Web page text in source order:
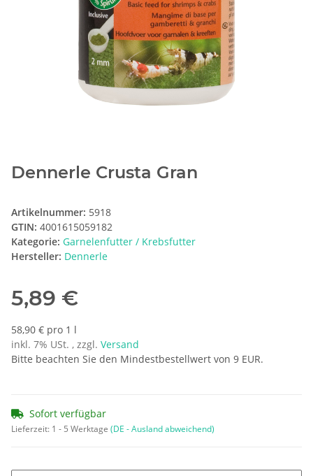
Dennerle Crusta Gran
Artikelnummer: 5918
GTIN: 4001615059182
Kategorie: Garnelenfutter / Krebsfutter
Hersteller: Dennerle
5,89 €
58,90 € pro 1 l
inkl. 7% USt. , zzgl. Versand
Bitte beachten Sie den Mindestbestellwert von 9 EUR.
Sofort verfügbar
Lieferzeit: 1 - 5 Werktage (DE - Ausland abweichend)